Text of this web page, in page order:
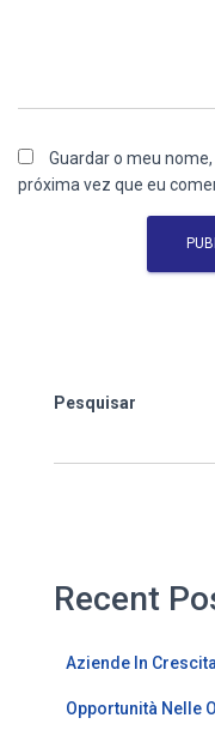
Guardar o meu
próxima vez que eu
Pesquisar
Recent
Aziende In
Opportunità Nelle